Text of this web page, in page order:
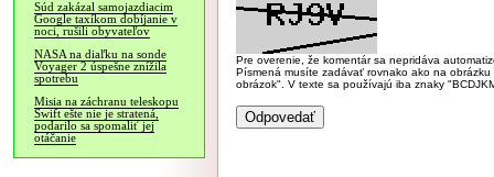
Súd zakázal samojazdiacim
Google taxíkom dobíjanie v
noci, rušili obyvateľov
NASA na diaľku na sonde
Voyager 2 úspešne znížila
spotrebu
Misia na záchranu teleskopu
Swift ešte nie je stratená,
podarilo sa spomaliť jej
otáčanie
Pre overenie, že komentár sa nepridáva
Písmená musíte zadávať rovnako ako na
obrázok". V texte sa používajú iba znaky